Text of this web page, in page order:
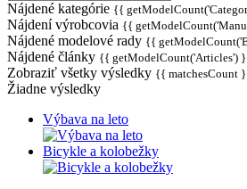
Nájdené kategórie {{
Nájdení výrobcovia {{
Nájdené modelové rady {{
Nájdené články {{ getModelCount('Articles')
Zobraziť všetky výsledky {{ matchesCount
Žiadne výsledky
Výbava na leto
Bicykle a kolobežky